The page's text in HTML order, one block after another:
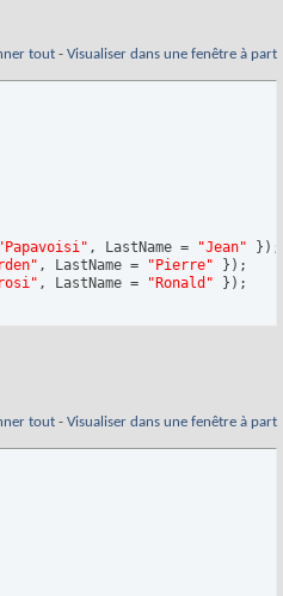
tout - Visualiser dans une fenêtre à part
"Papavoisi" , LastName = "Jean" } ) ;
, LastName = "Pierre" } ) ;
, LastName = "Ronald" } ) ;
tout - Visualiser dans une fenêtre à part